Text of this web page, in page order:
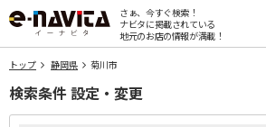
さぁ、今すぐ検索！
ナビタに掲載されている
地元のお店の情報が満載！
トップ 静岡県 菊川市
検索条件 設定・変更